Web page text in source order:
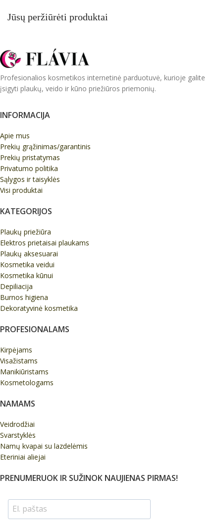
Jūsų peržiūrėti produktai
Profesionalios kosmetikos internetinė parduotuvė, kurioje galite
įsigyti plaukų, veido ir kūno priežiūros priemonių.
INFORMACIJA
Apie mus
Prekių grąžinimas/garantinis
Prekių pristatymas
Privatumo politika
Sąlygos ir taisyklės
Visi produktai
KATEGORIJOS
Plaukų priežiūra
Elektros prietaisai plaukams
Plaukų aksesuarai
Kosmetika veidui
Kosmetika kūnui
Depiliacija
Burnos higiena
Dekoratyvinė kosmetika
PROFESIONALAMS
Kirpėjams
Visažistams
Manikiūristams
Kosmetologams
NAMAMS
Veidrodžiai
Svarstyklės
Namų kvapai su lazdelėmis
Eteriniai aliejai
PRENUMERUOK IR SUŽINOK NAUJIENAS PIRMAS!